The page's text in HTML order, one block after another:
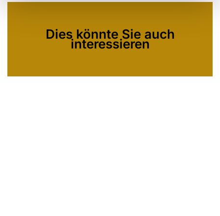
Dies könnte Sie auch
interessieren